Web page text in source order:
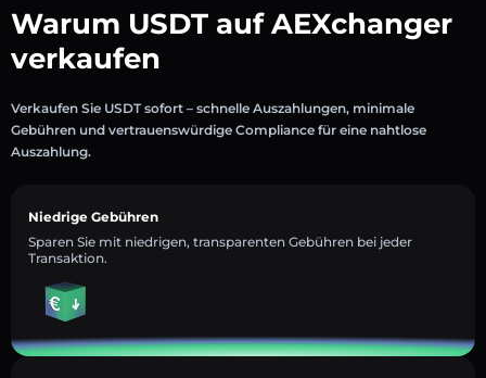
Warum USDT auf AEXchanger
verkaufen
Verkaufen Sie USDT sofort – schnelle Auszahlungen, minimale
Gebühren und vertrauenswürdige Compliance für eine nahtlose
Auszahlung.
Niedrige Gebühren
Sparen Sie mit niedrigen, transparenten Gebühren bei jeder
Transaktion.